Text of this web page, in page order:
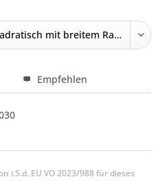
Empfehlen
i.S.d. EU VO 2023/988 für dieses